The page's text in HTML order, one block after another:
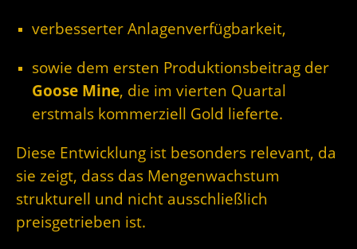
verbesserter Anlagenverfügbarkeit,
sowie dem ersten Produktionsbeitrag der
Goose Mine, die im vierten Quartal
erstmals kommerziell Gold lieferte.
Diese Entwicklung ist besonders relevant, da
sie zeigt, dass das Mengenwachstum
strukturell und nicht ausschließlich
preisgetrieben ist.